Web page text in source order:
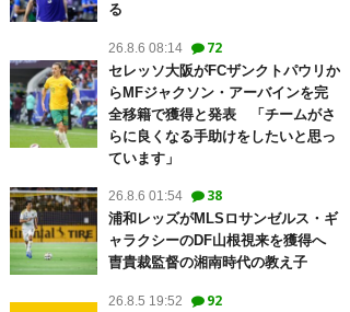
る
26.8.6 08:14 72
セレッソ大阪がFCザンクトパウリか
らMFジャクソン・アーバインを完
全移籍で獲得と発表 「チームがさ
らに良くなる手助けをしたいと思っ
ています」
26.8.6 01:54 38
浦和レッズがMLSロサンゼルス・ギ
ャラクシーのDF山根視来を獲得へ
曺貴裁監督の湘南時代の教え子
26.8.5 19:52 92